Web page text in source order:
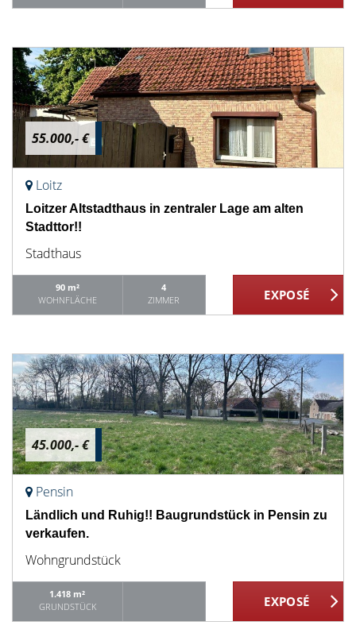
55.000,- €
Loitz
Loitzer Altstadthaus in zentraler Lage am alten
Stadttor!!
Stadthaus
90 m²
WOHNFLÄCHE
4
ZIMMER
45.000,- €
Pensin
Ländlich und Ruhig!! Baugrundstück in Pensin zu
verkaufen.
Wohngrundstück
1.418 m²
GRUNDSTÜCK